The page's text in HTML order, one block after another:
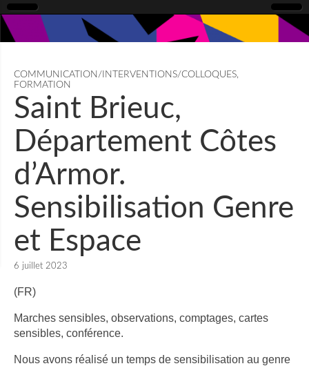
COMMUNICATION/INTERVENTIONS/COLLOQUES,
FORMATION
Saint Brieuc,
Département Côtes
d’Armor.
Sensibilisation Genre
et Espace
6 juillet 2023
(FR)
Marches sensibles, observations, comptages, cartes
sensibles, conférence.
Nous avons réalisé un temps de sensibilisation au genre